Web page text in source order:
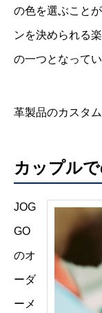
の色を選ぶこと
ンを決められる
の一つとなってい
革製品のカスタ
カップル
JOG
GO
のオ
ーダ
ーメ